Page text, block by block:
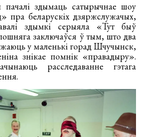
здымаць сатырычнае шоу
» пра беларускіх дзяржслужачых,
здымкі серыяла «Тут быў
заключаўся ў тым, што два
у маленькі горад Шчучынск,
знікае помнік «правадыру».
расследаванне гэтага